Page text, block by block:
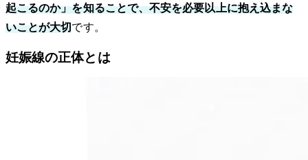
起こるのか」を知ることで、不安を必要以上に抱え込まな
いことが大切です。
妊娠線の正体とは